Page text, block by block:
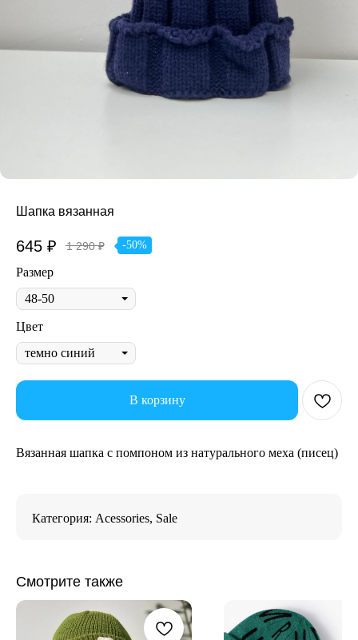
Шапка вязанная
645 ₽ 1 290 ₽ -50%
Размер
Цвет
В корзину
Вязанная шапка с помпоном из натурального меха (писец)
Категория: Acessories, Sale
Смотрите также